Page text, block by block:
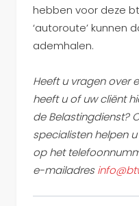
hebben voor deze
‘autoroute’ kunnen
ademhalen.
Heeft u vragen over
heeft u of uw cliënt
de Belastingdienst?
specialisten helpen
op het
e-mailadres